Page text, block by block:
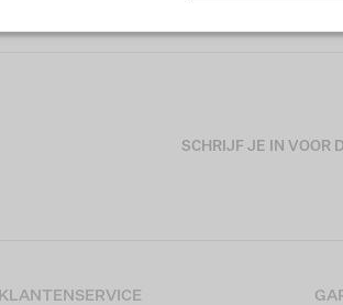
SCHRIJF JE IN VOOR
KLANTENSERVICE